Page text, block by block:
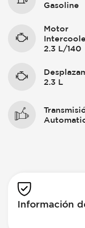
Gasoline
Motor
2.3 L/140
2.3 L
Información